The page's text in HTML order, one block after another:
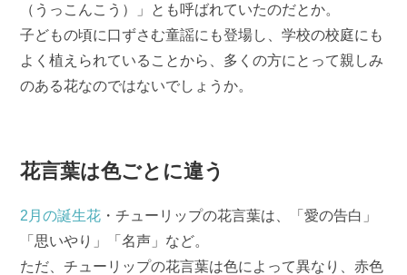
（うっこんこう）」とも呼ばれていたのだとか。
子どもの頃に口ずさむ童謡にも登場し、学校の校庭にも
よく植えられていることから、多くの方にとって親しみ
のある花なのではないでしょうか。
花言葉は色ごとに違う
2月の誕生花 ・チューリップの花言葉は、「愛の告白」
「思いやり」「名声」など。
ただ、チューリップの花言葉は色によって異なり、赤色